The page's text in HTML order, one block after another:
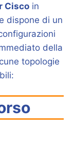
Cisco in
dispone di un
della
topologie